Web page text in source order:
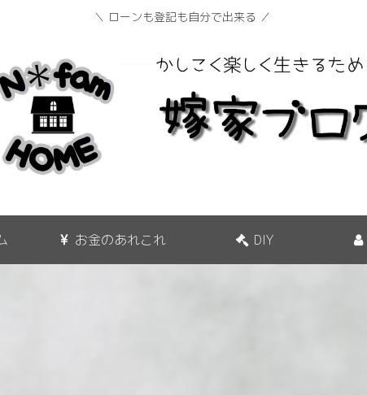
＼ ローンも登記も自分で出来る ／
お金のあれこれ DIY